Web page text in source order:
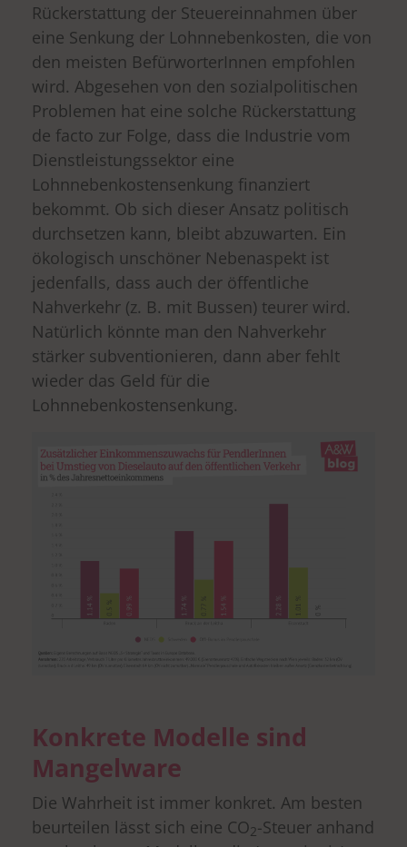
Rückerstattung der Steuereinnahmen über
eine Senkung der Lohnnebenkosten, die von
den meisten BefürworterInnen empfohlen
wird. Abgesehen von den sozialpolitischen
Problemen hat eine solche Rückerstattung
de facto zur Folge, dass die Industrie vom
Dienstleistungssektor eine
Lohnnebenkostensenkung finanziert
bekommt. Ob sich dieser Ansatz politisch
durchsetzen kann, bleibt abzuwarten. Ein
ökologisch unschöner Nebenaspekt ist
jedenfalls, dass auch der öffentliche
Nahverkehr (z. B. mit Bussen) teurer wird.
Natürlich könnte man den Nahverkehr
stärker subventionieren, dann aber fehlt
wieder das Geld für die
Lohnnebenkostensenkung.
Konkrete Modelle sind
Mangelware
Die Wahrheit ist immer konkret. Am besten
beurteilen lässt sich eine CO2-Steuer anhand
drucken